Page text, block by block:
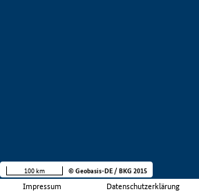
Impressum Datenschutzerklärung
100 km © Geobasis-DE / BKG 2015